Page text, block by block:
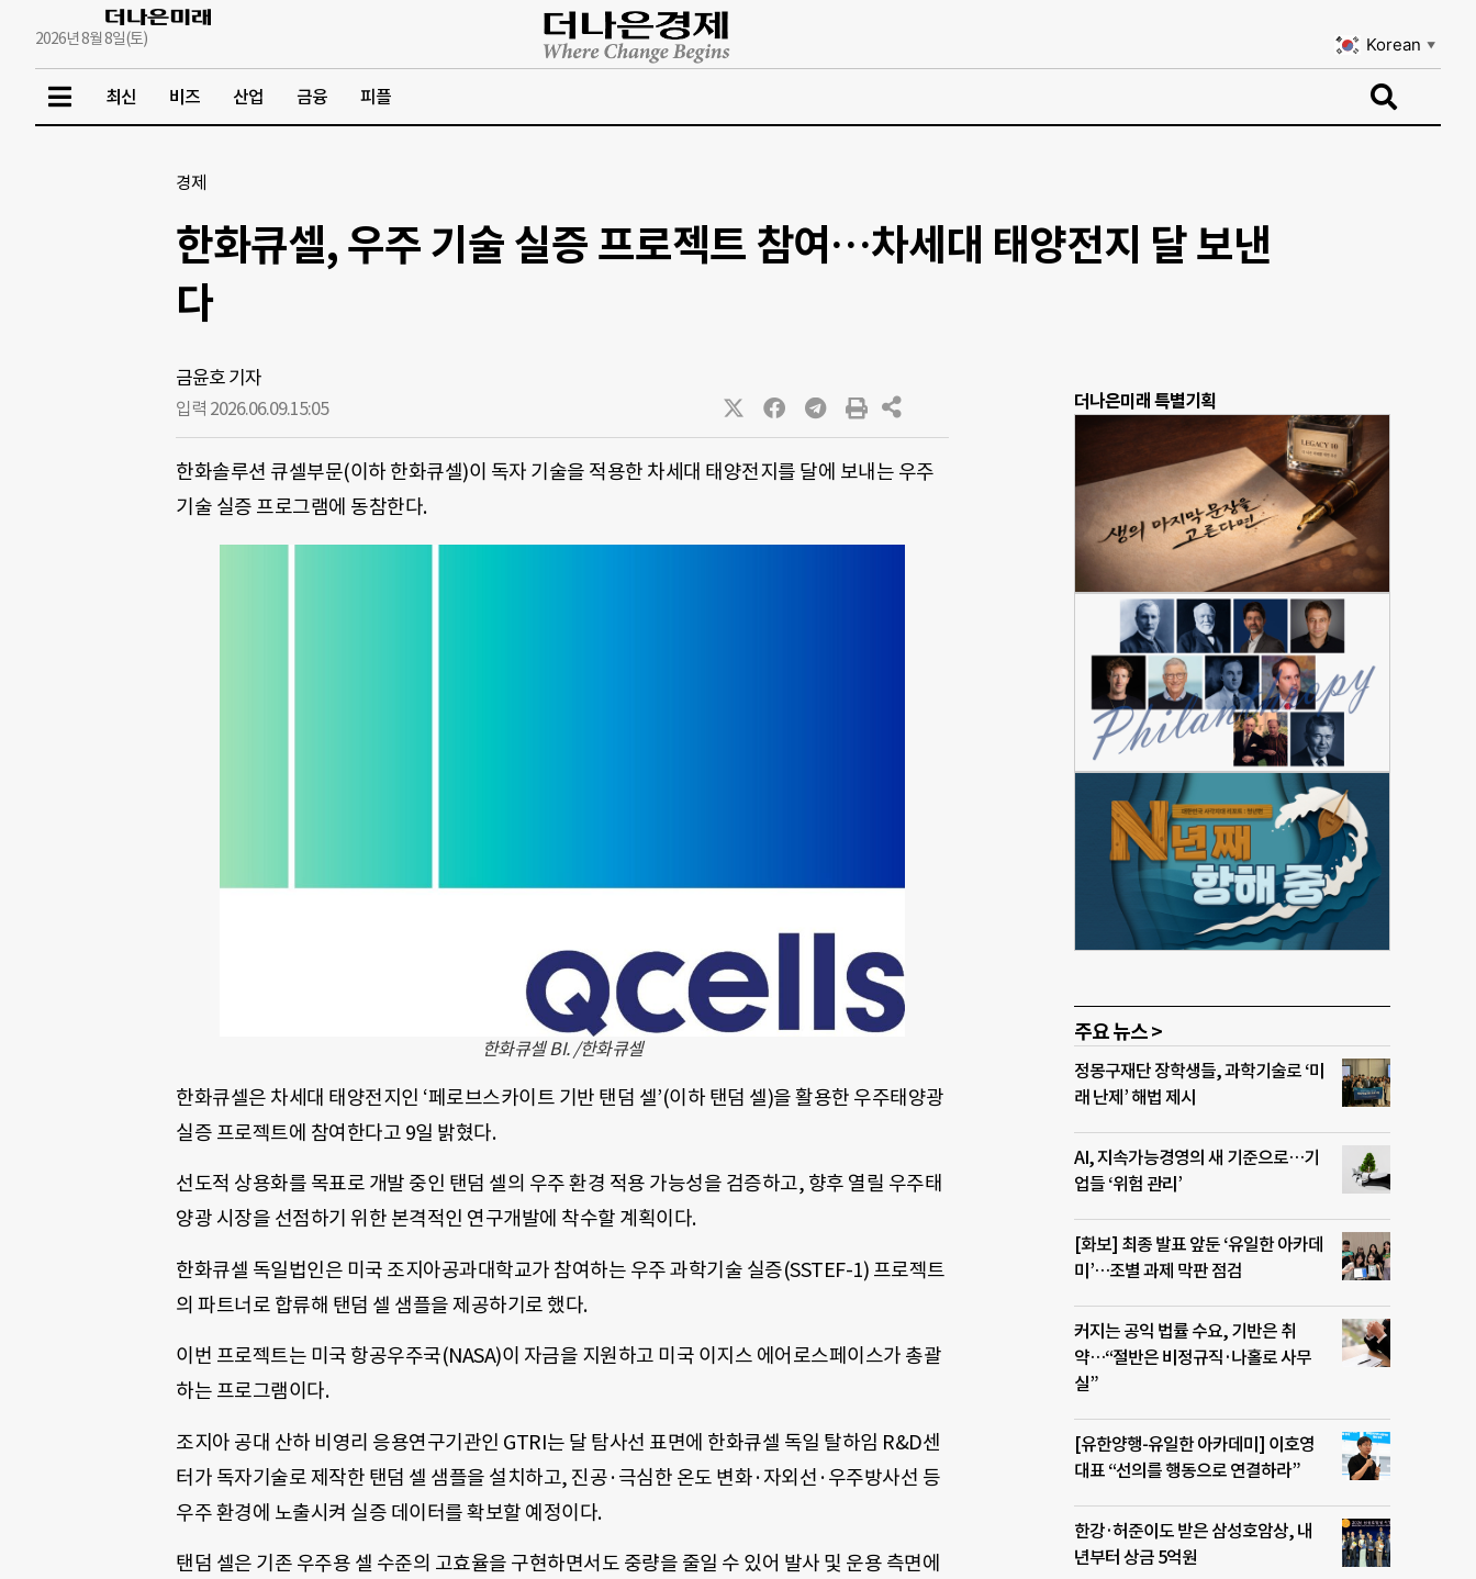
2026년 8월 8일(토) Korean ▼
최신 비즈 산업 금융 피플
경제
한화큐셀, 우주 기술 실증 프로젝트 참여…차세대 태양전지 달 보낸
다
금윤호 기자
입력 2026.06.09.15:05
한화솔루션 큐셀부문(이하 한화큐셀)이 독자 기술을 적용한 차세대 태양전지를 달에 보내는 우주
기술 실증 프로그램에 동참한다.
한화큐셀 BI. /한화큐셀
한화큐셀은 차세대 태양전지인 ‘페로브스카이트 기반 탠덤 셀’(이하 탠덤 셀)을 활용한 우주태양광
실증 프로젝트에 참여한다고 9일 밝혔다.
선도적 상용화를 목표로 개발 중인 탠덤 셀의 우주 환경 적용 가능성을 검증하고, 향후 열릴 우주태
양광 시장을 선점하기 위한 본격적인 연구개발에 착수할 계획이다.
한화큐셀 독일법인은 미국 조지아공과대학교가 참여하는 우주 과학기술 실증(SSTEF-1) 프로젝트
의 파트너로 합류해 탠덤 셀 샘플을 제공하기로 했다.
이번 프로젝트는 미국 항공우주국(NASA)이 자금을 지원하고 미국 이지스 에어로스페이스가 총괄
하는 프로그램이다.
조지아 공대 산하 비영리 응용연구기관인 GTRI는 달 탐사선 표면에 한화큐셀 독일 탈하임 R&D센
터가 독자기술로 제작한 탠덤 셀 샘플을 설치하고, 진공·극심한 온도 변화·자외선·우주방사선 등
우주 환경에 노출시켜 실증 데이터를 확보할 예정이다.
탠덤 셀은 기존 우주용 셀 수준의 고효율을 구현하면서도 중량을 줄일 수 있어 발사 및 운용 측면에
더나은미래 특별기획
주요 뉴스 >
정몽구재단 장학생들, 과학기술로 ‘미
래 난제’ 해법 제시
AI, 지속가능경영의 새 기준으로…기
업들 ‘위험 관리’
[화보] 최종 발표 앞둔 ‘유일한 아카데
미’…조별 과제 막판 점검
커지는 공익 법률 수요, 기반은 취
약…“절반은 비정규직·나홀로 사무
실”
[유한양행-유일한 아카데미] 이호영
대표 “선의를 행동으로 연결하라”
한강·허준이도 받은 삼성호암상, 내
년부터 상금 5억원